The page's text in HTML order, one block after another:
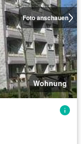
Foto anschauen
Wohnung